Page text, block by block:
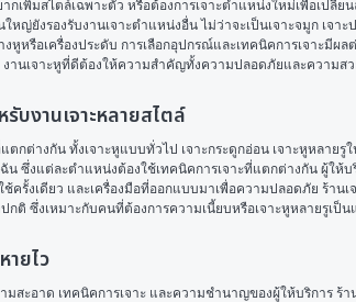
เพิ่มสไตล์เฉพาะตัว หรือต้องการเจาะตำแหน่งใหม่เพื่อเป
ยังรองรับงานเจาะตำแหน่งอื่น ไม่ว่าจะเป็นเจาะจมูก เจา
หูหรือเครื่องประดับ การเลือกอุปกรณ์และเทคนิคการเจาะมี
านเจาะหูที่ดีต้องให้ความสำคัญทั้งความปลอดภัยและความส
รับงานเจาะหลายสไตล์
ต่างกัน ทั้งเจาะหูแบบทั่วไป เจาะกระดูกอ่อน เจาะหูหลายรู
น ซึ่งแต่ละตำแหน่งต้องใช้เทคนิคการเจาะที่แตกต่างกัน ผู้ใ
รั้งเดียว และเครื่องมือที่ออกแบบมาเพื่อความปลอดภัย ร้า
ติ ซึ่งเหมาะกับคนที่ต้องการความเนี้ยบหรือเจาะหูหลายรูเป็น
ายไว
สะอาด เทคนิคการเจาะ และความชำนาญของผู้ให้บริการ